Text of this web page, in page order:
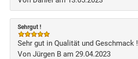
Sehrgut !
Sehr gut in Qualität und Geschmack !
Von Jürgen B am 29.04.2023